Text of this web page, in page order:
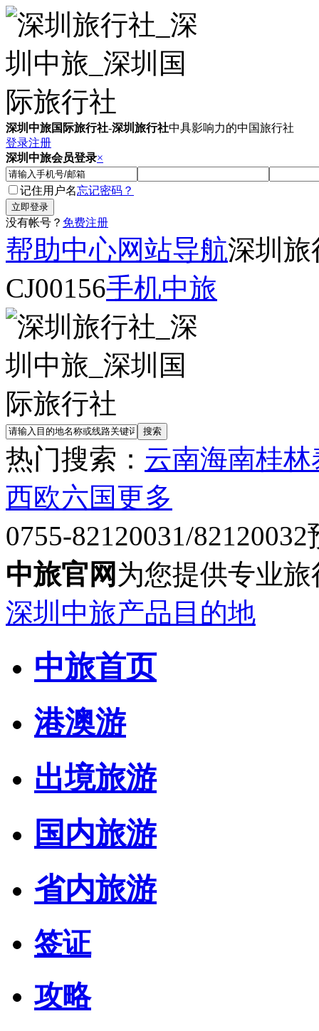
深圳中旅国际旅行社-深圳旅行社中具影响力的中国旅行社
登录注册
深圳中旅会员登录×
记住用户名忘记密码？
没有帐号？ 免费注册
帮助中心网站导航深圳旅
CJ00156手机中旅
热门搜索： 云南海南桂林
西欧六国更多
0755-82120031/82120032
中旅官网 为您提供专业
深圳中旅产品目的地
中旅首页
港澳游
出境旅游
国内旅游
省内旅游
签证
攻略